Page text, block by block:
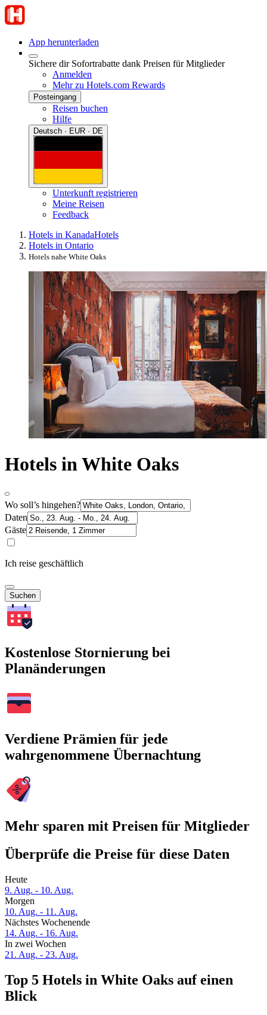
App herunterladen
Sichere dir Sofortrabatte dank Preisen für Mitglieder
Anmelden
Mehr zu Hotels.com Rewards
Posteingang
Reisen buchen
Hilfe
Deutsch · EUR · DE
Unterkunft registrieren
Meine Reisen
Feedback
Hotels in KanadaHotels
Hotels in Ontario
Hotels nahe White Oaks
Hotels in White Oaks
Wo soll’s hingehen?
Daten
Gäste
Ich reise geschäftlich
Suchen
Kostenlose Stornierung bei
Planänderungen
Verdiene Prämien für jede
wahrgenommene Übernachtung
Mehr sparen mit Preisen für Mitglieder
Überprüfe die Preise für diese Daten
Heute
9. Aug. - 10. Aug.
Morgen
10. Aug. - 11. Aug.
Nächstes Wochenende
14. Aug. - 16. Aug.
In zwei Wochen
21. Aug. - 23. Aug.
Top 5 Hotels in White Oaks auf einen
Blick